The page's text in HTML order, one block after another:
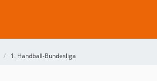
1. Handball-Bundesliga